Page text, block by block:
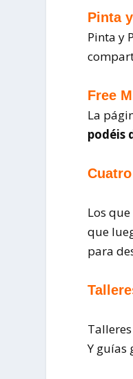
Pinta
Pinta y
Free
La
podéis
Los
que
para
Y guías